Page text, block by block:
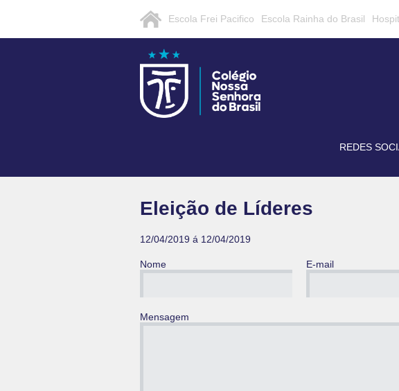
Escola Frei Pacifico Escola Rainha do Brasil
REDES
Eleição de Líderes
12/04/2019 á 12/04/2019
Nome E-mail
Mensagem